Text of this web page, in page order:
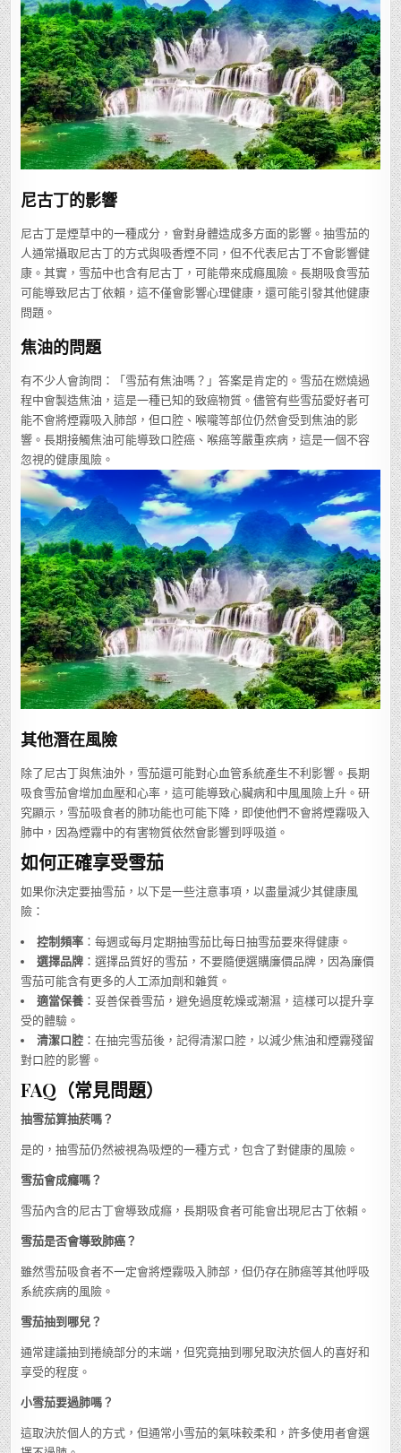
尼古丁的影響
尼古丁是煙草中的一種成分，會對身體造成多方面的影響。抽雪茄的
人通常攝取尼古丁的方式與吸香煙不同，但不代表尼古丁不會影響健
康。其實，雪茄中也含有尼古丁，可能帶來成癮風險。長期吸食雪茄
可能導致尼古丁依賴，這不僅會影響心理健康，還可能引發其他健康
問題。
焦油的問題
有不少人會詢問：「雪茄有焦油嗎？」答案是肯定的。雪茄在燃燒過
程中會製造焦油，這是一種已知的致癌物質。儘管有些雪茄愛好者可
能不會將煙霧吸入肺部，但口腔、喉嚨等部位仍然會受到焦油的影
響。長期接觸焦油可能導致口腔癌、喉癌等嚴重疾病，這是一個不容
忽視的健康風險。
其他潛在風險
除了尼古丁與焦油外，雪茄還可能對心血管系統產生不利影響。長期
吸食雪茄會增加血壓和心率，這可能導致心臟病和中風風險上升。研
究顯示，雪茄吸食者的肺功能也可能下降，即使他們不會將煙霧吸入
肺中，因為煙霧中的有害物質依然會影響到呼吸道。
如何正確享受雪茄
如果你決定要抽雪茄，以下是一些注意事項，以盡量減少其健康風
險：
控制頻率 ：每週或每月定期抽雪茄比每日抽雪茄要來得健康。
選擇品牌 ：選擇品質好的雪茄，不要隨便選購廉價品牌，因為廉價
雪茄可能含有更多的人工添加劑和雜質。
適當保養 ：妥善保養雪茄，避免過度乾燥或潮濕，這樣可以提升享
受的體驗。
清潔口腔 ：在抽完雪茄後，記得清潔口腔，以減少焦油和煙霧殘留
對口腔的影響。
FAQ（常見問題）
抽雪茄算抽菸嗎？
是的，抽雪茄仍然被視為吸煙的一種方式，包含了對健康的風險。
雪茄會成癮嗎？
雪茄內含的尼古丁會導致成癮，長期吸食者可能會出現尼古丁依賴。
雪茄是否會導致肺癌？
雖然雪茄吸食者不一定會將煙霧吸入肺部，但仍存在肺癌等其他呼吸
系統疾病的風險。
雪茄抽到哪兒？
通常建議抽到捲繞部分的末端，但究竟抽到哪兒取決於個人的喜好和
享受的程度。
小雪茄要過肺嗎？
這取決於個人的方式，但通常小雪茄的氣味較柔和，許多使用者會選